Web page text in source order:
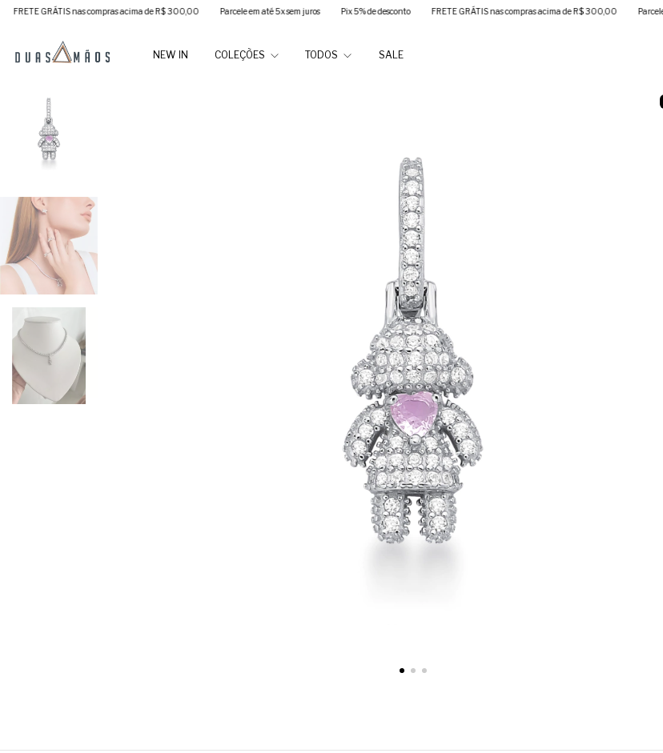
GRÁTIS nas compras acima de R$ 300,00 Parcele em até 5x sem juros Pix 5% de desconto FRETE GRÁTIS nas compras acima de R$ 300,00 Parcele em até
NEW IN COLEÇÕES TODOS SALE